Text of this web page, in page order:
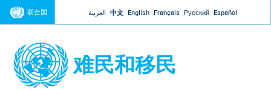
Jump to navigation
联合国 العربية 中文 English Français Русский Español
难民和移民